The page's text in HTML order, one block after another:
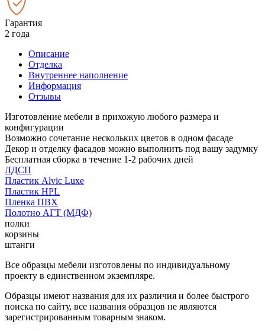
Гарантия
2 года
Описание
Отделка
Внутреннее наполнение
Информация
Отзывы
Изготовление мебели в прихожую любого размера и
конфигурации
Возможно сочетание нескольких цветов в одном фасаде
Декор и отделку фасадов можно выполнить под вашу задумку
Бесплатная сборка в течение 1-2 рабочих дней
ЛДСП
Пластик Alvic Luxe
Пластик HPL
Пленка ПВХ
Полотно АГТ (МДФ)
полки
корзины
штанги
Все образцы мебели изготовлены по индивидуальному
проекту в единственном экземпляре.
Образцы имеют названия для их различия и более быстрого
поиска по сайту, все названия образцов не являются
зарегистрированным товарным знаком.